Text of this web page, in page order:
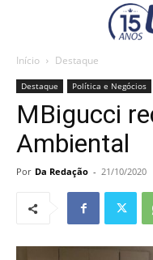
Início Destaque
Destaque Política e Negócios
MBigucci
Ambiental
Por Da Redação - 21/10/2020